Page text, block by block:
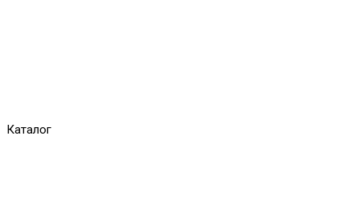
Каталог